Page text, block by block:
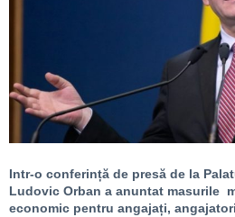
Intr-o conferință de presă de la
Ludovic Orban a anuntat masurile
economic pentru angajați,